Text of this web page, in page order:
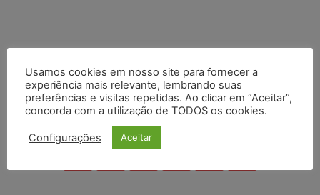
Usamos cookies em nosso site para fornecer a
experiência mais relevante, lembrando suas
preferências e visitas repetidas. Ao clicar em “Aceitar”,
concorda com a utilização de TODOS os cookies.
Configurações Aceitar